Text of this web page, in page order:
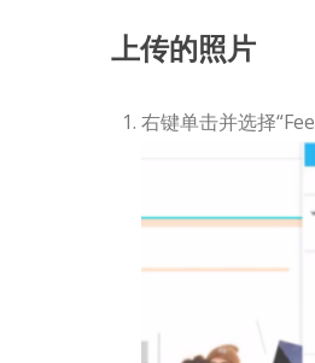
上传的照片
右键单击并选择